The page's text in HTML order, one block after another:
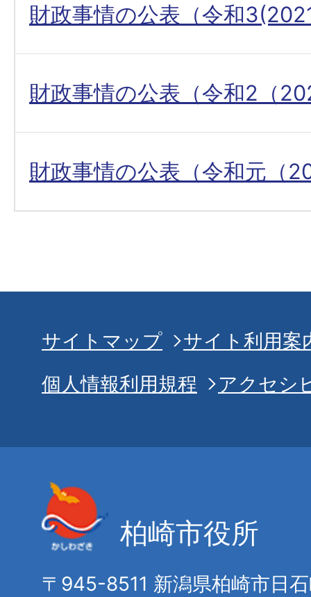
財政事情の公表（令和
財政事情の公表（令和2（
財政事情の公表（令和元（
サイトマップ
サイト利用案
個人情報利用規程
アクセシ
柏崎市役所
〒945-8511 新潟県柏崎市日